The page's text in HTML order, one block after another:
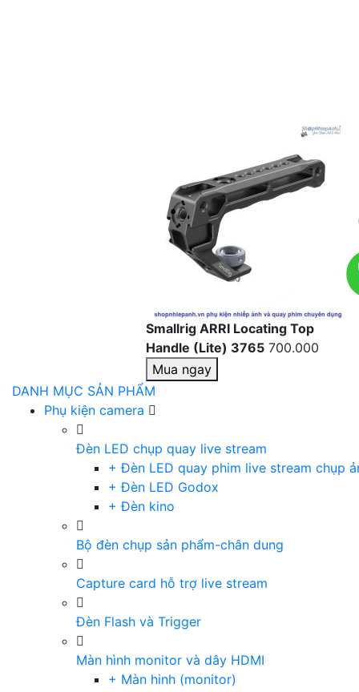
Smallrig ARRI Locating Top
Handle (Lite) 3765 700.000
Mua ngay
DANH MỤC SẢN PHẨM
Phụ kiện camera
Đèn LED chụp quay live stream
+ Đèn LED quay phim live stream chụp
+ Đèn LED Godox
+ Đèn kino
Bộ đèn chụp sản phẩm-chân dung
Capture card hỗ trợ live stream
Đèn Flash và Trigger
Màn hình monitor và dây HDMI
+ Màn hinh (monitor)